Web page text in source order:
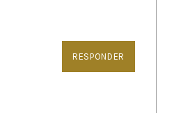
RESPONDER